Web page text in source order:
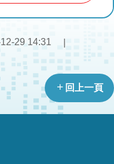
29 14:31
回上一頁